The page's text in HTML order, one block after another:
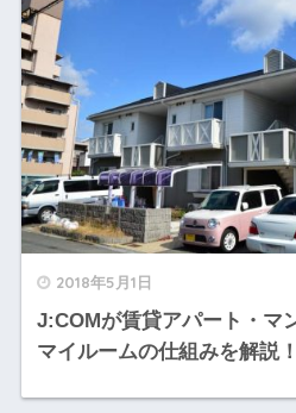
2018年5月1日
J:COMが賃貸アパート・マ
マイルームの仕組みを解説！